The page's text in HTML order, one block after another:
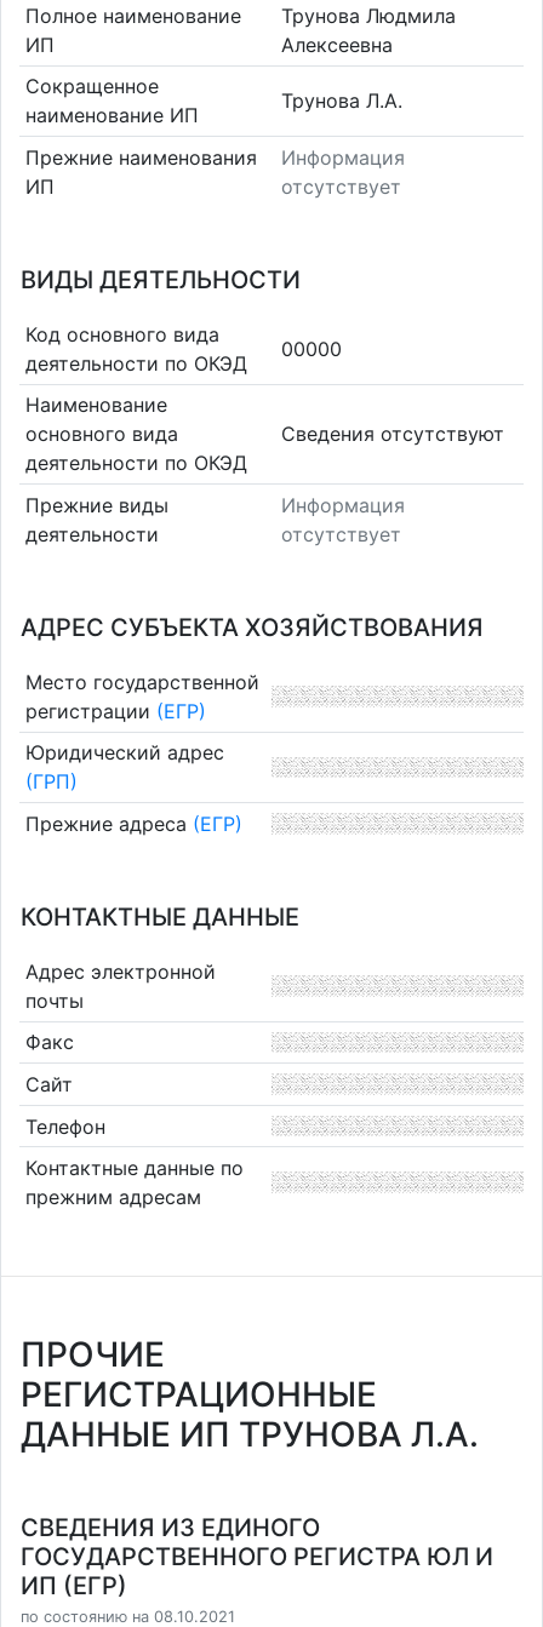
Полное наименование
ИП
Трунова Людмила
Алексеевна
Сокращенное
наименование ИП
Трунова Л.А.
Прежние наименования
ИП
Информация
отсутствует
ВИДЫ ДЕЯТЕЛЬНОСТИ
Код основного вида
деятельности по ОКЭД
00000
Наименование
основного вида
деятельности по ОКЭД
Cведения отсутствуют
Прежние виды
деятельности
Информация
отсутствует
АДРЕС СУБЪЕКТА ХОЗЯЙСТВОВАНИЯ
Место государственной
регистрации (ЕГР)
Юридический адрес
(ГРП)
Прежние адреса (ЕГР)
КОНТАКТНЫЕ ДАННЫЕ
Адрес электронной
почты
Факс
Сайт
Телефон
Контактные данные по
прежним адресам
ПРОЧИЕ
РЕГИСТРАЦИОННЫЕ
ДАННЫЕ ИП ТРУНОВА Л.А.
СВЕДЕНИЯ ИЗ ЕДИНОГО
ГОСУДАРСТВЕННОГО РЕГИСТРА ЮЛ И
ИП (ЕГР)
по состоянию на 08.10.2021